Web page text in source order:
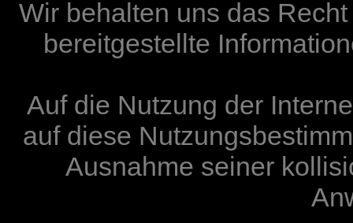
Wir behalten uns das
bereitgestellte
Auf die Nutzung der
auf diese
Ausnahme seiner